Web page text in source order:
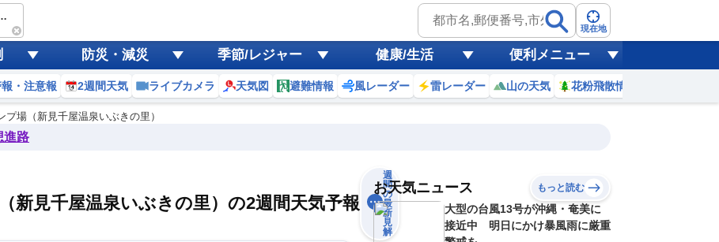
（新見千屋温泉いぶきの里）
現在地
防災・減災 季節/レジャー 健康/生活 便利メニュー
・注意報 2週間天気 ライブカメラ 天気図 避難情報 風レーダー 雷レーダー 山の天気 花粉飛散情報
場（新見千屋温泉いぶきの里）
進路
新見千屋温泉いぶきの里）の2週間天気予報
週
間
の
最
新
見
解
お天気ニュース もっと読む
大型の台風13号が沖縄・奄美に
接近中 明日にかけ暴風雨に厳重